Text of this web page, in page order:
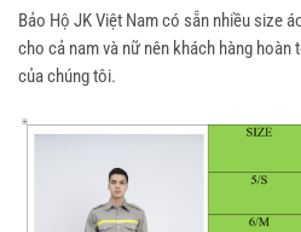
Bảo Hộ JK Việt Nam có sẵn nhiều size
cho cả nam và nữ nên khách hàng hoàn
của chúng tôi.